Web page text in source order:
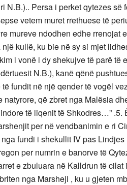
N.B.).. Persa i perket qytezes së
vetem muret rrethuese të
mureve ndodhen edhe rrenojat
kullë, ku bie në sy si mjet
i vonë i dy shekujve të parë të
N.B.), kanë qënë
fundit në një qender të vogël
natyrore, që zbret nga Malësia
të liqenit të Shkodres…”
per në vendbanimin e ri
fundi i shekullit IV pas
per numrin e banorve të
e zbuluara në Kalldrun të cilat
nga Marsheji , ku u gjeten